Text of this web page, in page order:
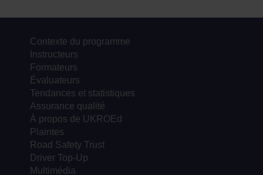
Contexte du programme
Instructeurs
Formateurs
Évaluateurs
Tendances et statistiques
Assurance qualité
À propos de UKROEd
Plaintes
Road Safety Trust
Driver Top-Up
Multimédia